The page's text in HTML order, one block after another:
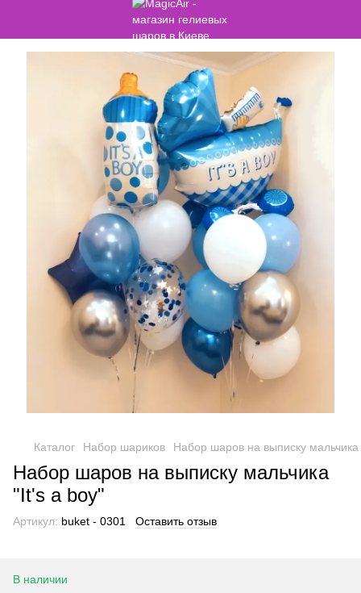
Каталог Набор шариков Набор шаров на выписку
Набор шаров на выписку мальчика
"It's a boy"
Артикул: buket - 0301 Оставить отзыв
В наличии